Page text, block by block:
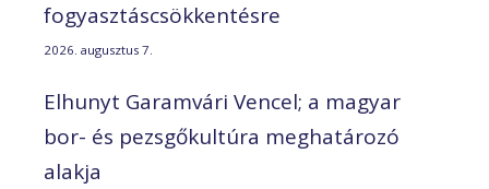
fogyasztáscsökkentésre
2026. augusztus 7.
Elhunyt Garamvári Vencel; a magyar
bor- és pezsgőkultúra meghatározó
alakja